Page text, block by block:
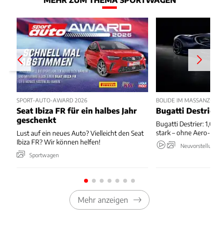
SPORT-AUTO-AWARD 2026
Seat Ibiza FR für ein halbes Jahr
geschenkt
Lust auf ein neues Auto? Vielleicht den Seat
Ibiza FR? Wir können helfen!
Sportwagen
BOLIDE IM MASSANZUG
Bugatti
Bugatti Destrier: 1,00
stark – ohne Aero-
Mehr anzeigen